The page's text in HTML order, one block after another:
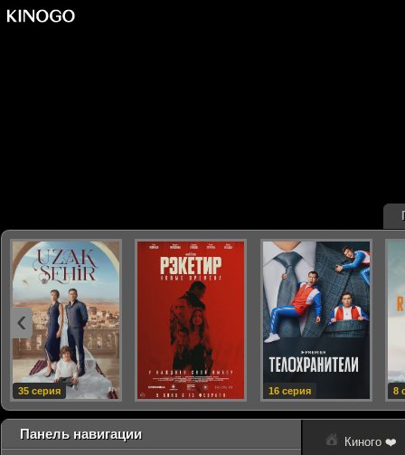
Киного ❤️
Панель навигации
35 серия 16 серия 8
‹